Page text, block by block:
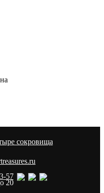
сокровища
57
20